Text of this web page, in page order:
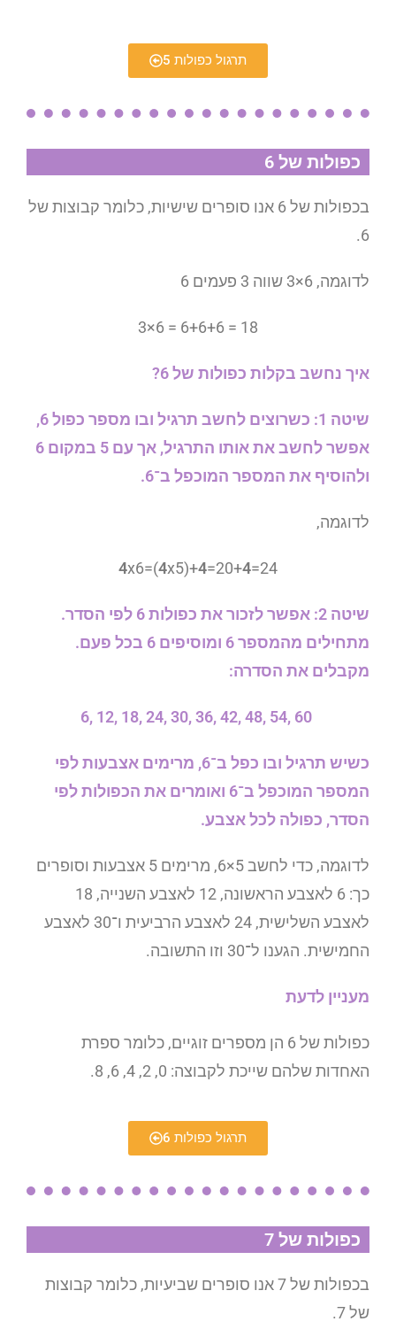
תרגול כפולות 5
כפולות של 6
בכפולות של 6 אנו סופרים שישיות, כלומר קבוצות של
6.
לדוגמה, 6×3 שווה 3 פעמים 6
3×6 = 6+6+6 = 18
איך נחשב בקלות כפולות של 6?
שיטה 1: כשרוצים לחשב תרגיל ובו מספר כפול 6,
אפשר לחשב את אותו התרגיל, אך עם 5 במקום 6
ולהוסיף את המספר המוכפל ב־6.
לדוגמה,
4x6=(4x5)+4=20+4=24
שיטה 2: אפשר לזכור את כפולות 6 לפי הסדר.
מתחילים מהמספר 6 ומוסיפים 6 בכל פעם.
מקבלים את הסדרה:
6, 12, 18, 24, 30, 36, 42, 48, 54, 60
כשיש תרגיל ובו כפל ב־6, מרימים אצבעות לפי
המספר המוכפל ב־6 ואומרים את הכפולות לפי
הסדר, כפולה לכל אצבע.
לדוגמה, כדי לחשב 5×6, מרימים 5 אצבעות וסופרים
כך: 6 לאצבע הראשונה, 12 לאצבע השנייה, 18
לאצבע השלישית, 24 לאצבע הרביעית ו־30 לאצבע
החמישית. הגענו ל־30 וזו התשובה.
מעניין לדעת
כפולות של 6 הן מספרים זוגיים, כלומר ספרת
האחדות שלהם שייכת לקבוצה: 0, 2, 4, 6, 8.
תרגול כפולות 6
כפולות של 7
בכפולות של 7 אנו סופרים שביעיות, כלומר קבוצות
של 7.